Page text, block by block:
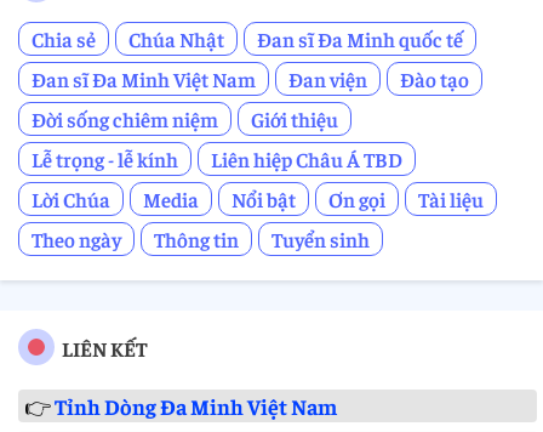
Chia sẻ
Chúa Nhật
Đan sĩ Đa Minh quốc tế
Đan sĩ Đa Minh Việt Nam
Đan viện
Đào tạo
Đời sống chiêm niệm
Giới thiệu
Lễ trọng - lễ kính
Liên hiệp Châu Á TBD
Lời Chúa
Media Nổi bật Ơn gọi
Tài liệu
Theo ngày
Thông tin Tuyển sinh
LIÊN KẾT
👉Tỉnh Dòng Đa Minh Việt Nam